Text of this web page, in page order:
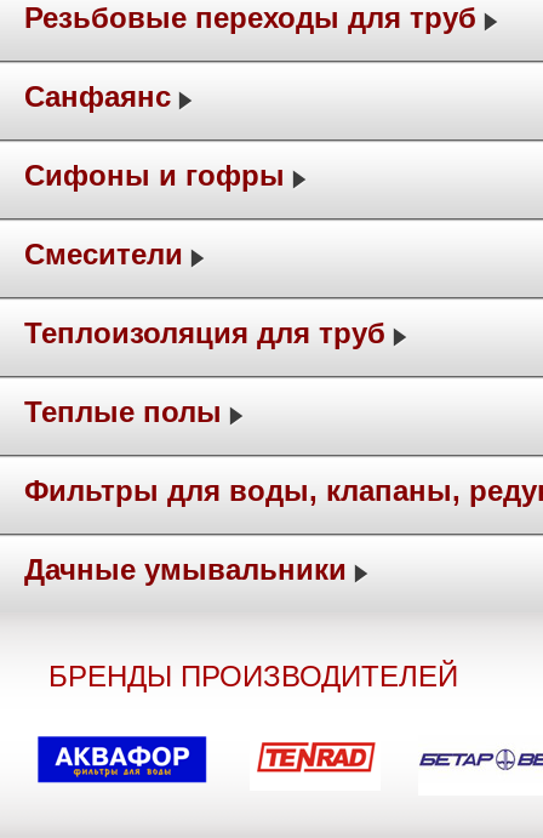
Резьбовые переходы для труб
Санфаянс
Сифоны и гофры
Смесители
Теплоизоляция для труб
Теплые полы
Фильтры для воды, клапаны,
Дачные умывальники
БРЕНДЫ ПРОИЗВОДИТЕЛЕЙ